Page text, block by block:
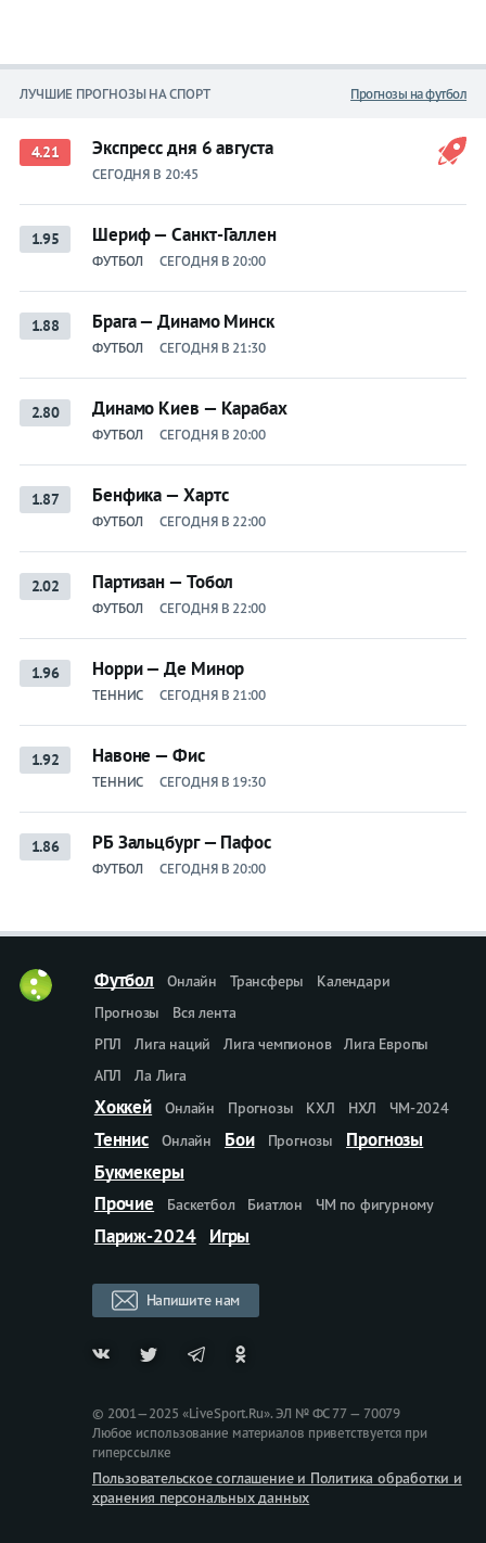
ЛУЧШИЕ ПРОГНОЗЫ НА СПОРТ Прогнозы на футбол
4.21 Экспресс дня 6 августа
СЕГОДНЯ В 20:45
1.95 Шериф — Санкт-Галлен
ФУТБОЛ СЕГОДНЯ В 20:00
1.88 Брага — Динамо Минск
ФУТБОЛ СЕГОДНЯ В 21:30
2.80 Динамо Киев — Карабах
ФУТБОЛ СЕГОДНЯ В 20:00
1.87 Бенфика — Хартс
ФУТБОЛ СЕГОДНЯ В 22:00
2.02 Партизан — Тобол
ФУТБОЛ СЕГОДНЯ В 22:00
1.96 Норри — Де Минор
ТЕННИС СЕГОДНЯ В 21:00
1.92 Навоне — Фис
ТЕННИС СЕГОДНЯ В 19:30
1.86 РБ Зальцбург — Пафос
ФУТБОЛ СЕГОДНЯ В 20:00
Футбол Онлайн Трансферы
Календари
Прогнозы
Вся лента
РПЛ
Лига наций Лига чемпионов
Лига Европы
АПЛ
Ла Лига
Хоккей Онлайн Прогнозы КХЛ НХЛ ЧМ-2024
Теннис Онлайн Бои Прогнозы
Прогнозы
Букмекеры
Прочие
Баскетбол Биатлон ЧМ по фигурному
Париж-2024 Игры
Напишите нам
© 2001—2025 «LiveSport.Ru». ЭЛ № ФС 77 — 70079
Любое использование материалов приветствуется при
гиперссылке
Пользовательское соглашение и Политика обработки и
хранения персональных данных